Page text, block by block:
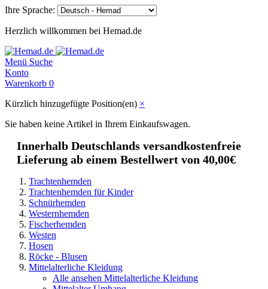
Ihre Sprache:
Herzlich willkommen bei Hemad.de
Menü Suche
Konto
Warenkorb 0
Kürzlich hinzugefügte Position(en) ×
Sie haben keine Artikel in Ihrem Einkaufswagen.
Innerhalb Deutschlands versandkostenfreie
Lieferung ab einem Bestellwert von 40,00€
Trachtenhemden
Trachtenhemden für Kinder
Schnürhemden
Westernhemden
Fischerhemden
Westen
Hosen
Röcke - Blusen
Mittelalterliche Kleidung
Alle ansehen Mittelalterliche Kleidung